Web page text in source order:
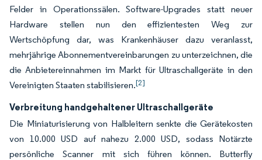
Felder in Operationssälen. Software-Upgrades statt neuer
Hardware stellen nun den effizientesten Weg zur
Wertschöpfung dar, was Krankenhäuser dazu veranlasst,
mehrjährige Abonnementvereinbarungen zu unterzeichnen, die
die Anbietereinnahmen im Markt für Ultraschallgeräte in den
Vereinigten Staaten stabilisieren.[2]
Verbreitung handgehaltener Ultraschallgeräte
Die Miniaturisierung von Halbleitern senkte die Gerätekosten
von 10.000 USD auf nahezu 2.000 USD, sodass Notärzte
persönliche Scanner mit sich führen können. Butterfly